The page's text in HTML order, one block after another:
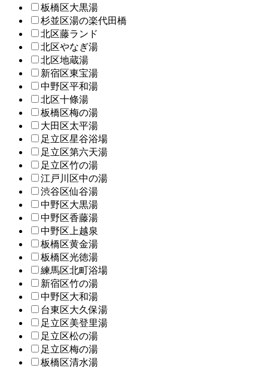
板橋区大黒湯
杉並区湯の楽代田橋
北区藤ランド
北区やなぎ湯
北区地蔵湯
新宿区東宝湯
中野区平和湯
北区十條湯
板橋区梅の湯
大田区太平湯
足立区星谷浴場
足立区第六天湯
足立区竹の湯
江戸川区中の湯
渋谷区仙谷湯
中野区大黒湯
中野区香藤湯
中野区上越泉
板橋区黄金湯
板橋区光徳湯
練馬区北町浴場
新宿区竹の湯
中野区大和湯
台東区大久保湯
足立区美登里湯
足立区松の湯
足立区梅の湯
板橋区清水湯